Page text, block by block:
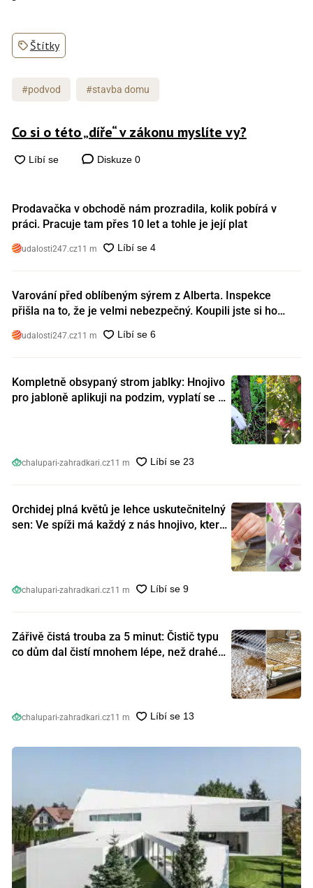
Štítky
#podvod #stavba domu
Co si o této „díře“ v zákonu myslíte vy?
Diskuze 0
Prodavačka v obchodě nám prozradila, kolik pobírá v
práci. Pracuje tam přes 10 let a tohle je její plat
udalosti247.cz11 m
Varování před oblíbeným sýrem z Alberta. Inspekce
přišla na to, že je velmi nebezpečný. Koupili jste si ho
udalosti247.cz11 m
Kompletně obsypaný strom jablky: Hnojivo
pro jabloně aplikuji na podzim, vyplatí se s
chalupari-zahradkari.cz11 m
Orchidej plná květů je lehce uskutečnitelný
sen: Ve spíži má každý z nás hnojivo, které
chalupari-zahradkari.cz11 m
Zářivě čistá trouba za 5 minut: Čistič typu
co dům dal čistí mnohem lépe, než drahé
chalupari-zahradkari.cz11 m